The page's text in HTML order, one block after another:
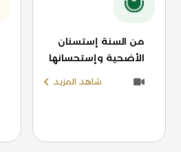
من السنة إستسنان
الأضحية وإستحسانها
شاهد المزيد